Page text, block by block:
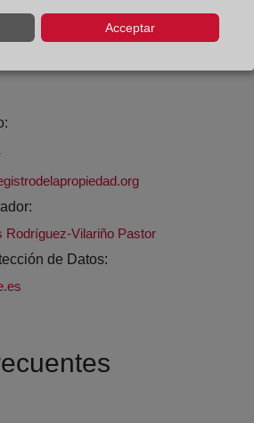
a viernes de 09:00 a 14:00 horas
Rodríguez-Vilariño Pastor
de Datos:
Acceptar